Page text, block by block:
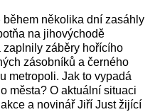
několika dní zasáhly
na jihovýchodě
zaplnily záběry hořícího
zásobníků a černého
metropoli. Jak to vypadá
města? O aktuální situaci
a novinář Jiří Just žijící